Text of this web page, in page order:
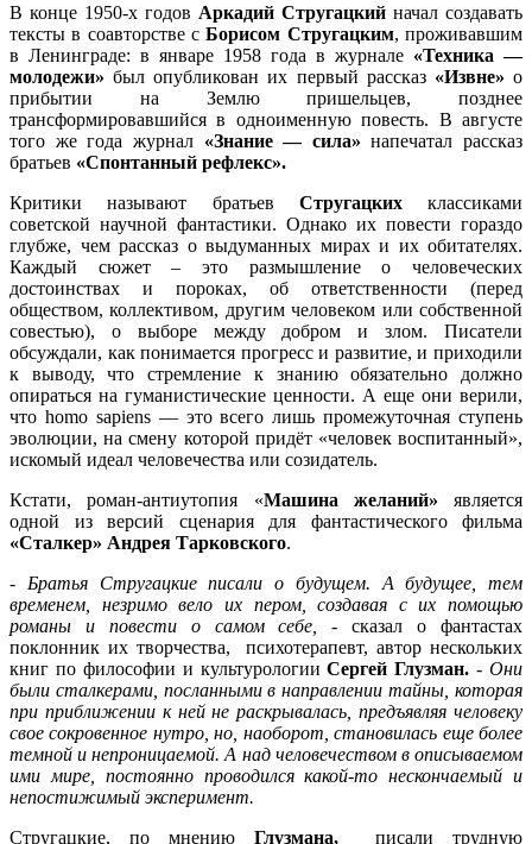
В конце 1950-х годов Аркадий Стругацкий начал создавать
тексты в соавторстве сБорисом Стругацким, проживавшим
в Ленинграде: в январе 1958 года в журнале «Техника —
молодежи» был опубликован их первый рассказ «Извне» о
прибытии на Землю пришельцев, позднее
трансформировавшийся в одноименную повесть. В августе
того же года журнал «Знание — сила» напечатал рассказ
братьев «Спонтанный рефлекс».
Критики называют братьев Стругацкихклассиками
советской научной фантастики. Однако их повести гораздо
глубже, чем рассказ о выдуманных мирах и их обитателях.
Каждый сюжет – это размышление о человеческих
достоинствах и пороках, об ответственности (перед
обществом, коллективом, другим человеком или собственной
совестью), о выборе между добром и злом. Писатели
обсуждали, как понимается прогресс и развитие, и приходили
к выводу, что стремление к знанию обязательно должно
опираться на гуманистические ценности. А еще они верили,
что homo sapiens — это всего лишь промежуточная ступень
эволюции, на смену которой придёт «человек воспитанный»,
искомый идеал человечества или созидатель.
Кстати, роман-антиутопия «Машина желаний» является
одной из версий сценария для фантастического фильма
«Сталкер» Андрея Тарковского.
- Братья Стругацкие писали о будущем. А будущее, тем
временем, незримо вело их пером, создавая с их помощью
романы и повести о самом себе, - сказал о фантастах
поклонник их творчества, психотерапевт, автор нескольких
книг по философии и культурологииСергей Глузман. - Они
были сталкерами, посланными в направлении тайны, которая
при приближении к ней не раскрывалась, предъявляя человеку
свое сокровенное нутро, но, наоборот, становилась еще более
темной и непроницаемой. А над человечеством в описываемом
ими мире, постоянно проводился какой-то нескончаемый и
непостижимый эксперимент.
Стругацкие, по мнениюГлузмана,писали трудную